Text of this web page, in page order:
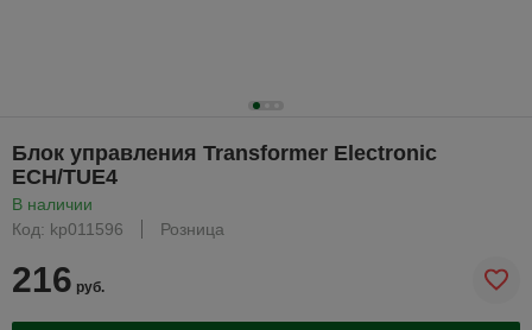
Блок управления Transformer Electronic
ECH/TUE4
В наличии
Код: kp011596
Розница
216 руб.